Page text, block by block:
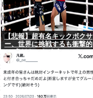
【悲報】超有名キックボクサ
ー、世界に挑戦するも衝撃的
KO負けしてしまう…